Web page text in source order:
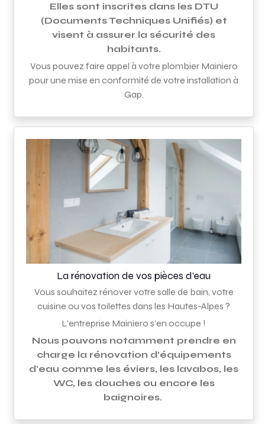
Elles sont inscrites dans les DTU
(Documents Techniques Unifiés) et
visent à assurer la sécurité des
habitants.
Vous pouvez faire appel à votre plombier Mainiero
pour une mise en conformité de votre installation à
Gap.
La rénovation de vos pièces d’eau
Vous souhaitez rénover votre salle de bain, votre
cuisine ou vos toilettes dans les Hautes-Alpes ?
L’entreprise Mainiero s’en occupe !
Nous pouvons notamment prendre en
charge la rénovation d’équipements
d'eau comme les éviers, les lavabos, les
WC, les douches ou encore les
baignoires.